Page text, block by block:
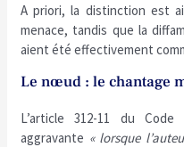
A priori, la distinction est
menace, tandis que la
aient été effectivement
Le nœud : le chantage
L’article 312-11 du
aggravante « lorsque